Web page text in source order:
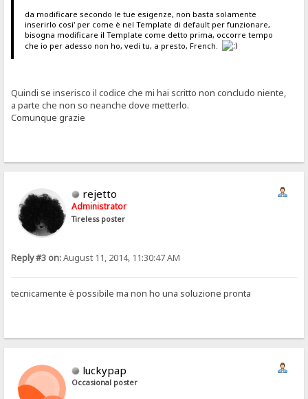
da modificare secondo le tue esigenze, non basta solamente
inserirlo cosi' per come è nel Template di default per funzionare,
bisogna modificare il Template come detto prima, occorre tempo
che io per adesso non ho, vedi tu, a presto, French.
Quindi se inserisco il codice che mi hai scritto non concludo niente,
a parte che non so neanche dove metterlo.
Comunque grazie
rejetto
Administrator
Tireless poster
Reply #3 on:August 11, 2014, 11:30:47 AM
tecnicamente è possibile ma non ho una soluzione pronta
luckypap
Occasional poster